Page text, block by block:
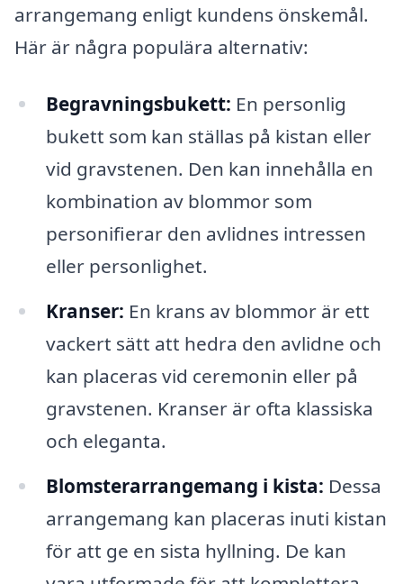
arrangemang enligt kundens önskemål.
Här är några populära alternativ:
Begravningsbukett: En personlig
bukett som kan ställas på kistan eller
vid gravstenen. Den kan innehålla en
kombination av blommor som
personifierar den avlidnes intressen
eller personlighet.
Kranser: En krans av blommor är ett
vackert sätt att hedra den avlidne och
kan placeras vid ceremonin eller på
gravstenen. Kranser är ofta klassiska
och eleganta.
Blomsterarrangemang i kista: Dessa
arrangemang kan placeras inuti kistan
för att ge en sista hyllning. De kan